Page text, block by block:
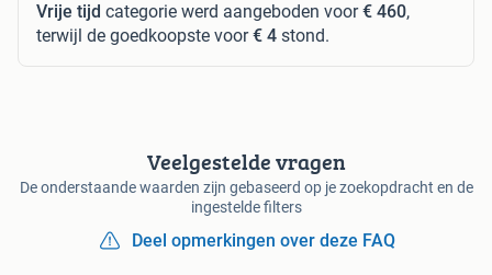
Vrije tijd categorie werd aangeboden voor€ 460,
terwijl de goedkoopste voor€ 4 stond.
Veelgestelde vragen
De onderstaande waarden zijn gebaseerd op je zoekopdracht en de
ingestelde filters
Deel opmerkingen over deze FAQ